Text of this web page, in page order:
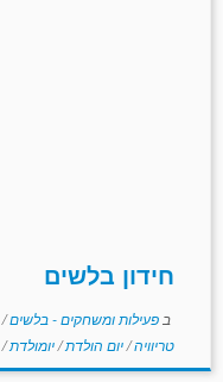
חידון בלשים
ב פעילות ומשחקים - בלשים/
טריוויה/יום הולדת/יומולדת/